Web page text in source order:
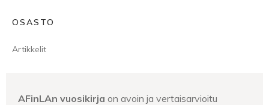
OSASTO
Artikkelit
AFinLAn vuosikirja on avoin ja vertaisarvioitu